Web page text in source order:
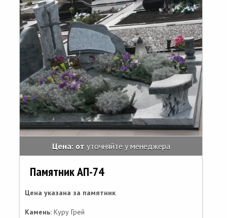
Цена: от уточняйте у менеджера
Памятник АП-74
Цена указана за памятник
Камень: Куру Грей